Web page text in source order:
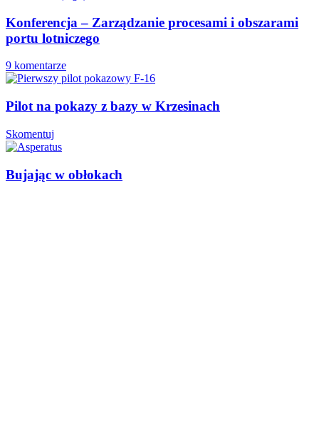
Konferencja – Zarządzanie procesami i obszarami
portu lotniczego
9 komentarze
Pilot na pokazy z bazy w Krzesinach
Skomentuj
Bujając w obłokach